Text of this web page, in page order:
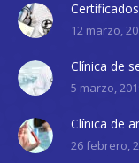
12 marzo,
Clínica de
5 marzo,
Clínica de
26 febrero,